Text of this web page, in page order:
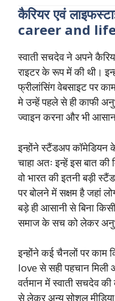
कैरियर एवं
career and
स्वाती सचदेव ने अपने
राइटर के रूप में की थी।
फ्रीलांसिंग वेबसाइट पर
मे उन्हें पहले से ही काफी
ज्वाइन करना और भी
इन्होंने स्टैंडअप कॉमेडियन
चाहा अतः इन्हें इस बात
वो भारत की इतनी बड़ी
पर बोलने में सक्षम है जहां
बड़े ही आसानी से बिना
समाज के सच को लेकर
इन्होंने कई चैनलों पर काम
love से सही पहचान
वर्तमान में स्वाती सचदेव
से लेकर अन्य सोशल